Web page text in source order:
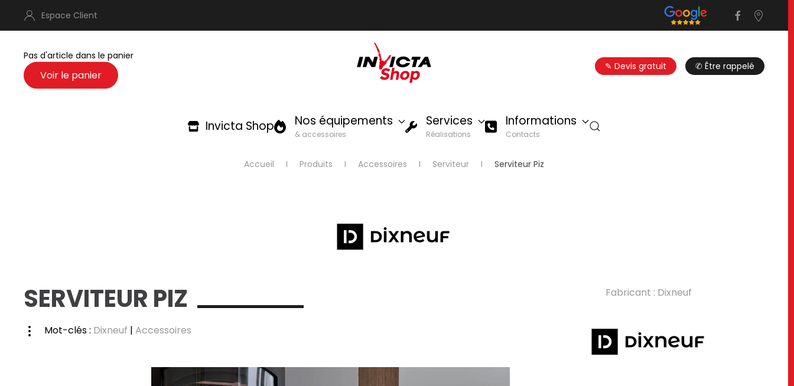
Espace Client
Pas d'article dans le panier
✎ Devis gratuit
✆ Être rappelé
Invicta Shop Nos équipements
& accessoires
Services
Réalisations
Informations
Contacts
Accueil Produits Accessoires Serviteur Serviteur Piz
SERVITEUR PIZ
Mot-clés : Dixneuf | Accessoires
Fabricant : Dixneuf